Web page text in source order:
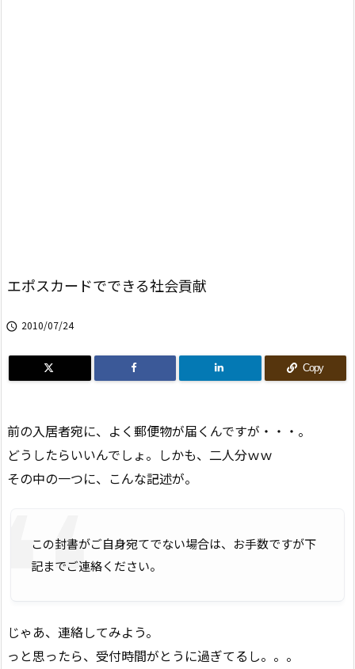
エポスカードでできる社会貢献
 2010/07/24
Copy
前の入居者宛に、よく郵便物が届くんですが・・・。
どうしたらいいんでしょ。しかも、二人分ｗｗ
その中の一つに、こんな記述が。
この封書がご自身宛てでない場合は、お手数ですが下
記までご連絡ください。
じゃあ、連絡してみよう。
っと思ったら、受付時間がとうに過ぎてるし。。。